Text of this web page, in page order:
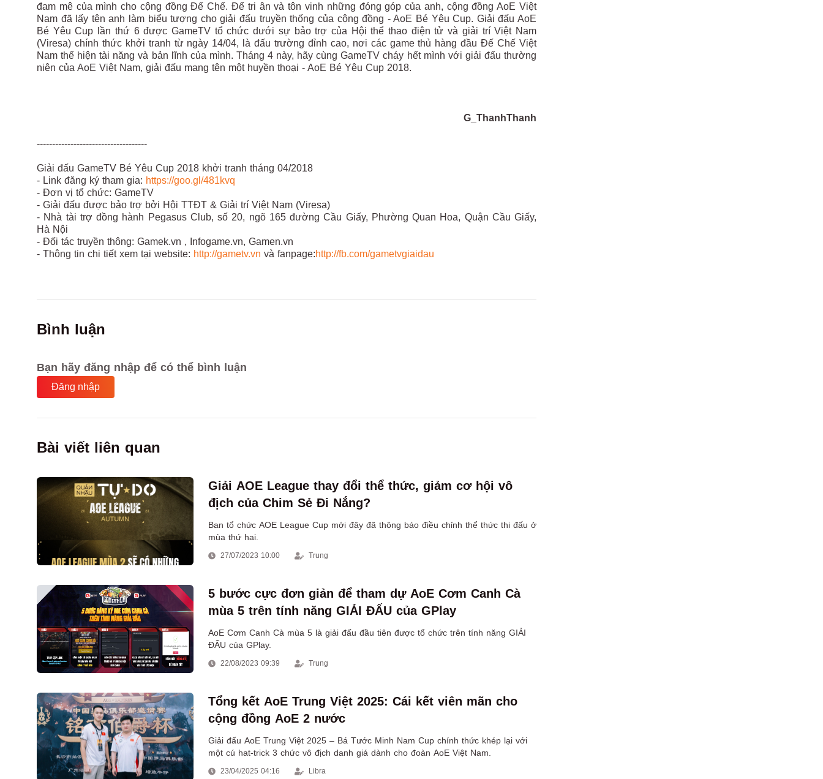
đam mê của mình cho cộng đồng Đế Chế. Để tri ân và tôn vinh những đóng góp của anh, cộng đồng AoE Việt
Nam đã lấy tên anh làm biểu tượng cho giải đấu truyền thống của cộng đồng - AoE Bé Yêu Cup. Giải đấu AoE
Bé Yêu Cup lần thứ 6 được GameTV tổ chức dưới sự bảo trợ của Hội thể thao điện tử và giải trí Việt Nam
(Viresa) chính thức khởi tranh từ ngày 14/04, là đấu trường đỉnh cao, nơi các game thủ hàng đầu Đế Chế Việt
Nam thể hiện tài năng và bản lĩnh của mình. Tháng 4 này, hãy cùng GameTV cháy hết mình với giải đấu thường
niên của AoE Việt Nam, giải đấu mang tên một huyền thoại - AoE Bé Yêu Cup 2018.
G_ThanhThanh
------------------------------------
Giải đấu GameTV Bé Yêu Cup 2018 khởi tranh tháng 04/2018
- Link đăng ký tham gia: https://goo.gl/481kvq
- Đơn vị tổ chức: GameTV
- Giải đấu được bảo trợ bởi Hội TTĐT & Giải trí Việt Nam (Viresa)
- Nhà tài trợ đồng hành Pegasus Club, số 20, ngõ 165 đường Cầu Giấy, Phường Quan Hoa, Quận Cầu Giấy,
Hà Nội
- Đối tác truyền thông: Gamek.vn , Infogame.vn, Gamen.vn
- Thông tin chi tiết xem tại website: http://gametv.vn và fanpage:http://fb.com/gametvgiaidau
Bình luận
Bạn hãy đăng nhập để có thể bình luận
Đăng nhập
Bài viết liên quan
Giải AOE League thay đổi thể thức, giảm cơ hội vô
địch của Chim Sẻ Đi Nắng?
Ban tổ chức AOE League Cup mới đây đã thông báo điều chỉnh thể thức thi đấu ở
mùa thứ hai.
27/07/2023 10:00 Trung
5 bước cực đơn giản để tham dự AoE Cơm Canh Cà
mùa 5 trên tính năng GIẢI ĐẤU của GPlay
AoE Cơm Canh Cà mùa 5 là giải đấu đầu tiên được tổ chức trên tính năng GIẢI
ĐẤU của GPlay.
22/08/2023 09:39 Trung
Tổng kết AoE Trung Việt 2025: Cái kết viên mãn cho
cộng đồng AoE 2 nước
Giải đấu AoE Trung Việt 2025 – Bá Tước Minh Nam Cup chính thức khép lại với
một cú hat-trick 3 chức vô địch danh giá dành cho đoàn AoE Việt Nam.
23/04/2025 04:16 Libra